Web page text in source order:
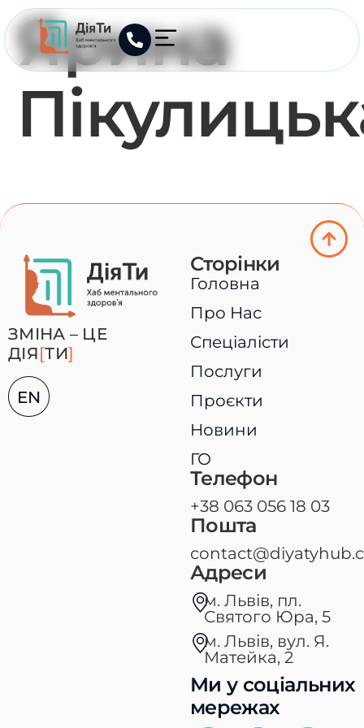
Ярина
ЗМІНА – ЦЕ
ДІЯ[ТИ]
EN
Сторінки
Головна
Про Нас
Спеціалісти
Послуги
Проєкти
Новини
ГО
Телефон
+38 063 056 18 03
Пошта
Адреси
м. Львів, пл.
Святого Юра, 5​
м. Львів, вул. Я.
Матейка, 2
Ми у соціальних
мережах